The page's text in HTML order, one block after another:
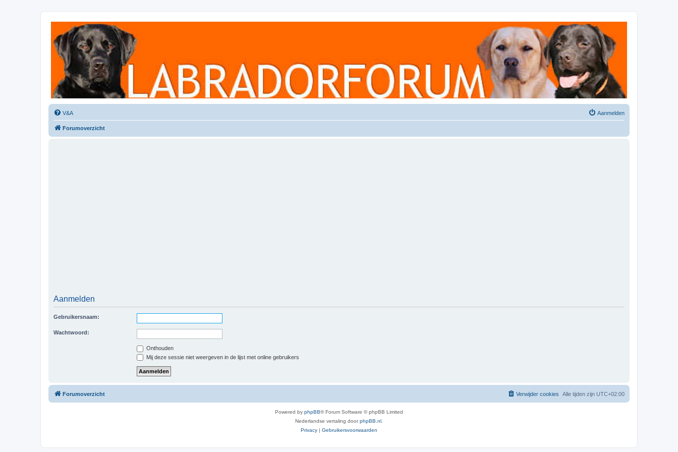
Labradorforum
Het gezelligste Labradorforum van Nederland en België!
V&A Aanmelden
Forumoverzicht
Aanmelden
Gebruikersnaam:
Wachtwoord:
Onthouden
Mij deze sessie niet weergeven in de lijst met online gebruikers
Forumoverzicht Alle tijden zijn UTC+02:00
Verwijder cookies
Powered by phpBB® Forum Software © phpBB Limited
Nederlandse vertaling doorphpBB.nl .
Privacy
Gebruikersvoorwaarden